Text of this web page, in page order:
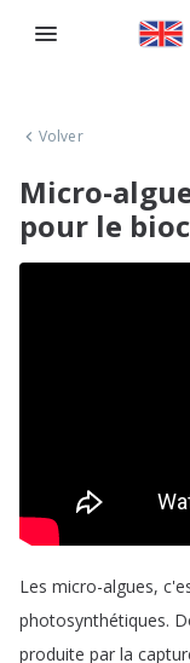
Volver
Micro-
pour le
Les micro-algues,
photosynthétiques.
produite par la